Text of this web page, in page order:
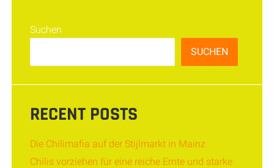
Suchen
SUCHEN
RECENT POSTS
Die Chilimafia auf der Stijlmarkt in Mainz
Chilis vorziehen für eine reiche Ernte und starke